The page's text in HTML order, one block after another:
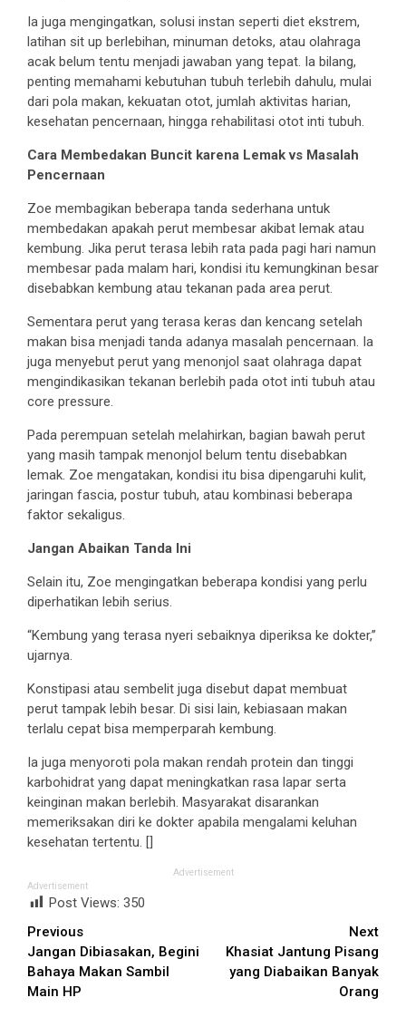
Ia juga mengingatkan, solusi instan seperti diet ekstrem,
latihan sit up berlebihan, minuman detoks, atau olahraga
acak belum tentu menjadi jawaban yang tepat. Ia bilang,
penting memahami kebutuhan tubuh terlebih dahulu, mulai
dari pola makan, kekuatan otot, jumlah aktivitas harian,
kesehatan pencernaan, hingga rehabilitasi otot inti tubuh.
Cara Membedakan Buncit karena Lemak vs Masalah
Pencernaan
Zoe membagikan beberapa tanda sederhana untuk
membedakan apakah perut membesar akibat lemak atau
kembung. Jika perut terasa lebih rata pada pagi hari namun
membesar pada malam hari, kondisi itu kemungkinan besar
disebabkan kembung atau tekanan pada area perut.
Sementara perut yang terasa keras dan kencang setelah
makan bisa menjadi tanda adanya masalah pencernaan. Ia
juga menyebut perut yang menonjol saat olahraga dapat
mengindikasikan tekanan berlebih pada otot inti tubuh atau
core pressure.
Pada perempuan setelah melahirkan, bagian bawah perut
yang masih tampak menonjol belum tentu disebabkan
lemak. Zoe mengatakan, kondisi itu bisa dipengaruhi kulit,
jaringan fascia, postur tubuh, atau kombinasi beberapa
faktor sekaligus.
Jangan Abaikan Tanda Ini
Selain itu, Zoe mengingatkan beberapa kondisi yang perlu
diperhatikan lebih serius.
“Kembung yang terasa nyeri sebaiknya diperiksa ke dokter,”
ujarnya.
Konstipasi atau sembelit juga disebut dapat membuat
perut tampak lebih besar. Di sisi lain, kebiasaan makan
terlalu cepat bisa memperparah kembung.
Ia juga menyoroti pola makan rendah protein dan tinggi
karbohidrat yang dapat meningkatkan rasa lapar serta
keinginan makan berlebih. Masyarakat disarankan
memeriksakan diri ke dokter apabila mengalami keluhan
kesehatan tertentu. []
Advertisement
Advertisement
Post Views: 350
Continue
Reading
Previous
Jangan Dibiasakan, Begini
Bahaya Makan Sambil
Main HP
Next
Khasiat Jantung Pisang
yang Diabaikan Banyak
Orang